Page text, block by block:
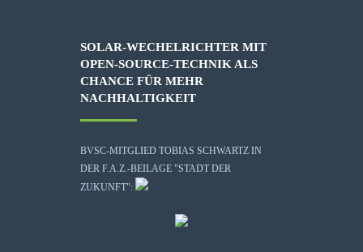
SOLAR-WECHELRICHTER MIT
OPEN-SOURCE-TECHNIK ALS
CHANCE FÜR MEHR
NACHHALTIGKEIT
BVSC-MITGLIED TOBIAS SCHWARTZ IN
DER F.A.Z.-BEILAGE "STADT DER
ZUKUNFT":